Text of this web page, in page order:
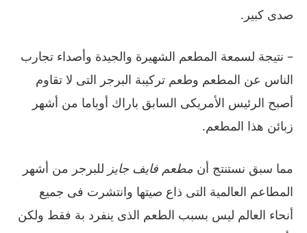
صدى كبير .
– نتيجة لسمعة المطعم الشهيرة والجيدة وأصداء تجارب
الناس عن المطعم وطعم تركيبة البرجر التى لا تقاوم
أصبح الرئيس الأمريكى السابق باراك أوباما من أشهر
زبائن هذا المطعم.
مما سبق نستنتج أن مطعم فايف جايز للبرجر من أشهر
المطاعم العالمية التى ذاع صيتها وانتشرت فى جميع
أنحاء العالم ليس بسبب الطعم الذى ينفرد بة فقط ولكن